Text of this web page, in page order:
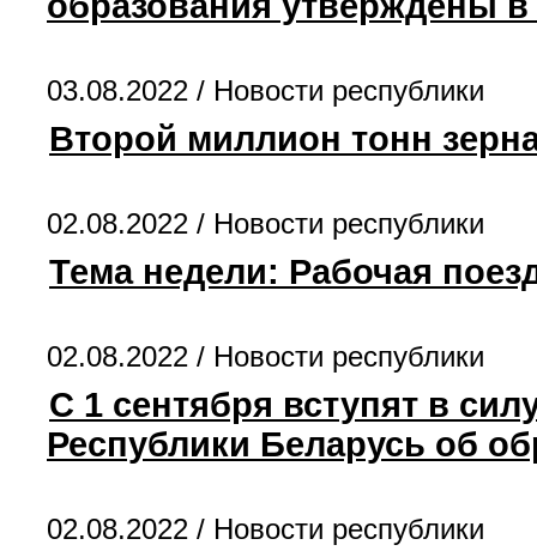
03.08.2022 / Новости республики
Второй миллион тонн
02.08.2022 / Новости республики
Тема недели: Рабочая
02.08.2022 / Новости республики
С 1 сентября вступят в
Республики Беларусь об
02.08.2022 / Новости республики